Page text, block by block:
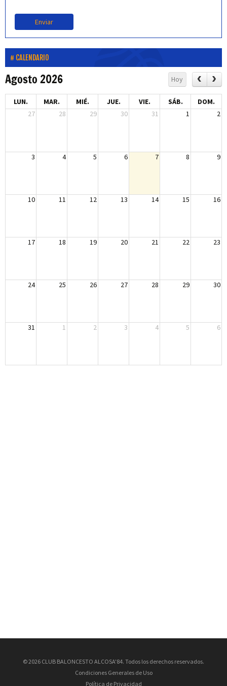
Enviar
CALENDARIO
Agosto 2026 Hoy
LUN. MAR. MIÉ. JUE. VIE. SÁB.
DOM.
27
28 29 30 31 1 2
3 4 5 6 7 8 9
10 11 12 13 14 15 16
17 18 19 20 21 22 23
24 25 26 27 28 29 30
31 1 2 3 4 5 6
© 2026 CLUB BALONCESTO ALCOSA'84. Todos los derechos reservados.
Condiciones Generales de Uso
Política de Privacidad